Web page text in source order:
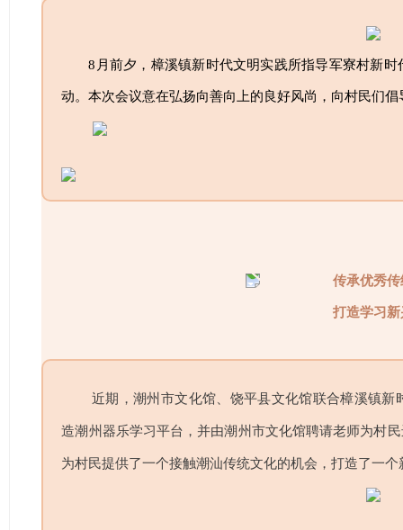
8月前夕，樟溪镇新时代文明实践所指导军寮村新
动。本次会议意在弘扬向善向上的良好风尚，向村民们
传承优秀
打造学习
近期，潮州市文化馆、饶平县文化馆联合樟溪镇
造潮州器乐学习平台，并由潮州市文化馆聘请老师为村
为村民提供了一个接触潮汕传统文化的机会，打造了一